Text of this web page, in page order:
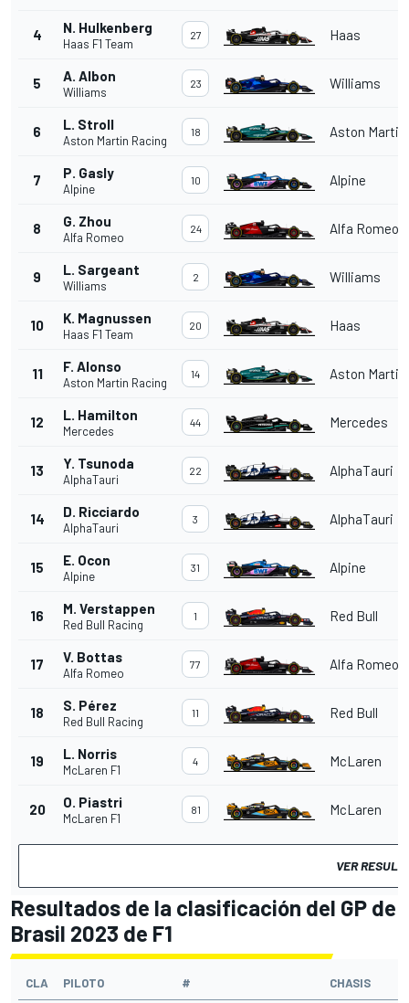
4 N. Hulkenberg
Haas F1 Team
27 Haas
5 A. Albon
Williams
23 Williams
6 L. Stroll
Aston Martin Racing
18 Aston Martin
7 P. Gasly
Alpine
10 Alpine
8 G. Zhou
Alfa Romeo
24 Alfa Romeo
9 L. Sargeant
Williams
2 Williams
10 K. Magnussen
Haas F1 Team
20 Haas
11 F. Alonso
Aston Martin Racing
14 Aston Martin
12 L. Hamilton
Mercedes
44 Mercedes
13 Y. Tsunoda
AlphaTauri
22 AlphaTauri
14 D. Ricciardo
AlphaTauri
3 AlphaTauri
15 E. Ocon
Alpine
31 Alpine
16 M. Verstappen
Red Bull Racing
1 Red Bull
17 V. Bottas
Alfa Romeo
77 Alfa Romeo
18 S. Pérez
Red Bull Racing
11 Red Bull
19 L. Norris
McLaren F1
4 McLaren
20 O. Piastri
McLaren F1
81 McLaren
VER
Resultados de la clasificación del GP de
Brasil 2023 de F1
CLA PILOTO # CHASIS